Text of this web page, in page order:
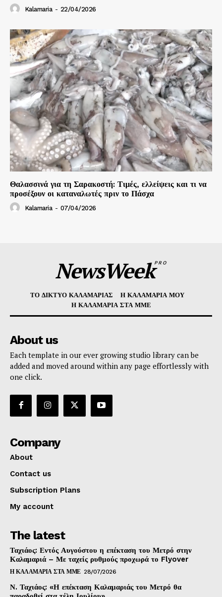
Kalamaria - 22/04/2026
Θαλασσινά για τη Σαρακοστή: Τιμές, ελλείψεις και τι να
προσέξουν οι καταναλωτές πριν το Πάσχα
Kalamaria - 07/04/2026
NewsWeekPRO
ΤΟ ΔΙΚΤΥΟ ΚΑΛΑΜΑΡΙΑΣ
Η ΚΑΛΑΜΑΡΙΑ ΜΟΥ
Η ΚΑΛΑΜΑΡΙΑ ΣΤΑ ΜΜΕ
About us
Each template in our ever growing studio library can be
added and moved around within any page effortlessly with
one click.
Company
About
Contact us
Subscription Plans
My account
The latest
Ταχιάος: Εντός Αυγούστου η επέκταση του Μετρό στην
Καλαμαριά – Με ταχείς ρυθμούς προχωρά το Flyover
Η ΚΑΛΑΜΑΡΙΑ ΣΤΑ ΜΜΕ 28/07/2026
Ν. Ταχιάος: «Η επέκταση Καλαμαριάς του Μετρό θα